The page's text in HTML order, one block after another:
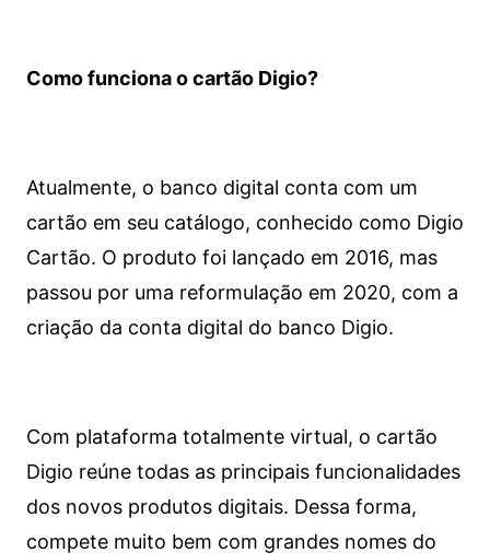
Como funciona o cartão Digio?
Atualmente, o banco digital conta com um
cartão em seu catálogo, conhecido como Digio
Cartão. O produto foi lançado em 2016, mas
passou por uma reformulação em 2020, com a
criação da conta digital do banco Digio.
Com plataforma totalmente virtual, o cartão
Digio reúne todas as principais funcionalidades
dos novos produtos digitais. Dessa forma,
compete muito bem com grandes nomes do